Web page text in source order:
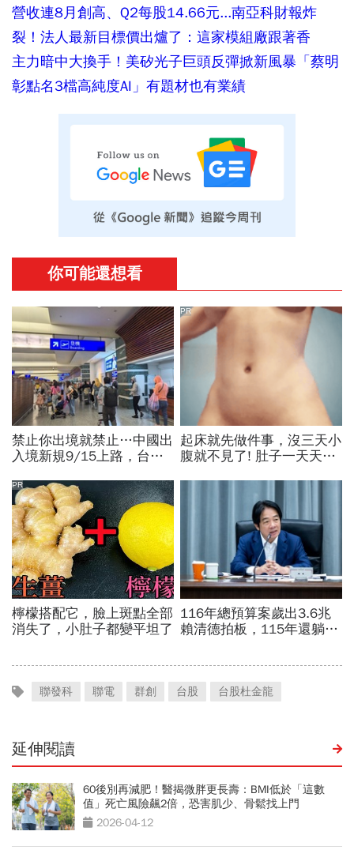
營收連8月創高、Q2每股14.66元...南亞科財報炸
裂！法人最新目標價出爐了：這家模組廠跟著香
主力暗中大換手！美矽光子巨頭反彈掀新風暴「蔡明
彰點名3檔高純度AI」有題材也有業績
聯發科 聯電 群創 台股 台股杜金龍
延伸閱讀
60後別再減肥！醫揭微胖更長壽：BMI低於「這數
值」死亡風險飆2倍，恐害肌少、骨鬆找上門
2026-04-12